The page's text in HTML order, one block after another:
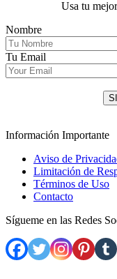
Usa tu
Nombre
Tu Email
Información Importante
Aviso de
Limitación de
Términos de Uso
Contacto
Sígueme en las Redes